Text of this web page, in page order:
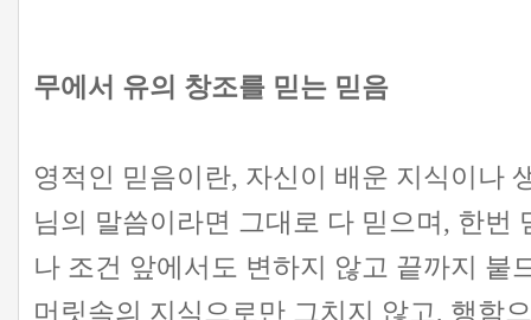
무에서 유의 창조를 믿는 믿음
영적인 믿음이란, 자신이 배운 지식이나
님의 말씀이라면 그대로 다 믿으며, 한번
나 조건 앞에서도 변하지 않고 끝까지 붙
머릿속의 지식으로만 그치지 않고, 행함